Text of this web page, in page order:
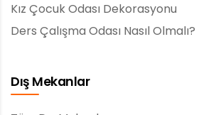
Kız Çocuk Odası Dekorasyonu
Ders Çalışma Odası Nasıl Olmalı?
Dış Mekanlar